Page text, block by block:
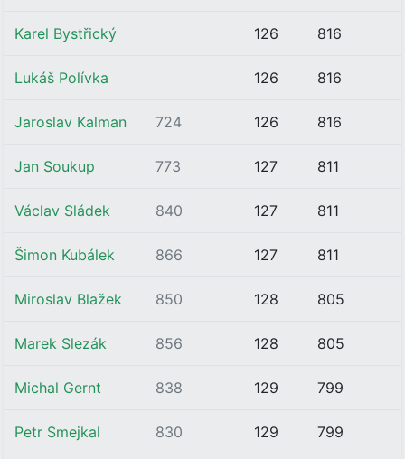
Karel Bystřický 126 816
Lukáš Polívka 126 816
Jaroslav Kalman 724 126 816
Jan Soukup 773 127 811
Václav Sládek 840 127 811
Šimon Kubálek 866 127 811
Miroslav Blažek 850 128 805
Marek Slezák 856 128 805
Michal Gernt 838 129 799
Petr Smejkal 830 129 799